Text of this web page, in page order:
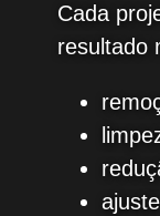
Cada
resultado